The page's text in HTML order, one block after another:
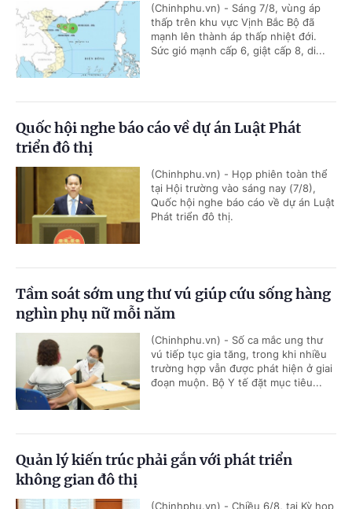
(Chinhphu.vn) - Sáng 7/8, vùng áp
thấp trên khu vực Vịnh Bắc Bộ đã
mạnh lên thành áp thấp nhiệt đới.
Sức gió mạnh cấp 6, giật cấp 8, di...
Quốc hội nghe báo cáo về dự án Luật Phát
triển đô thị
(Chinhphu.vn) - Họp phiên toàn thể
tại Hội trường vào sáng nay (7/8),
Quốc hội nghe báo cáo về dự án Luật
Phát triển đô thị.
Tầm soát sớm ung thư vú giúp cứu sống hàng
nghìn phụ nữ mỗi năm
(Chinhphu.vn) - Số ca mắc ung thư
vú tiếp tục gia tăng, trong khi nhiều
trường hợp vẫn được phát hiện ở giai
đoạn muộn. Bộ Y tế đặt mục tiêu...
Quản lý kiến trúc phải gắn với phát triển
không gian đô thị
(Chinhphu.vn) - Chiều 6/8, tại Kỳ họp